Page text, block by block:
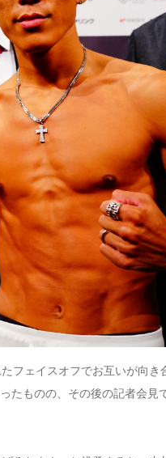
フェイスオフでお互いが向き
たものの、その後の記者会見